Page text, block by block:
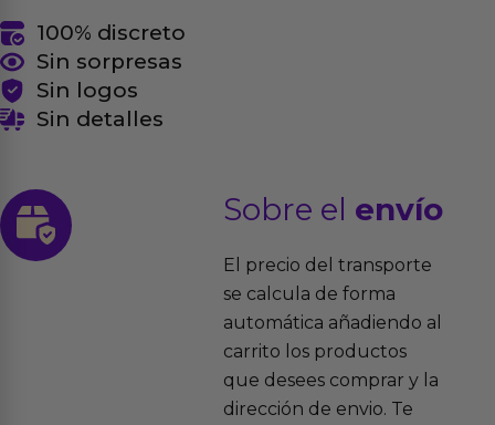
100% discreto
Sin sorpresas
Sin logos
Sin detalles
Sobre el envío
El precio del transporte
se calcula de forma
automática añadiendo al
carrito los productos
que desees comprar y la
dirección de envio. Te